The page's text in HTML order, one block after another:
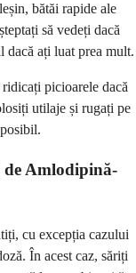
bătăi rapide ale
să vedeți dacă
dacă ați luat prea mult.
picioarele dacă
utilaje și rugați pe
de Amlodipină-
cu excepția cazului
În acest caz, săriți